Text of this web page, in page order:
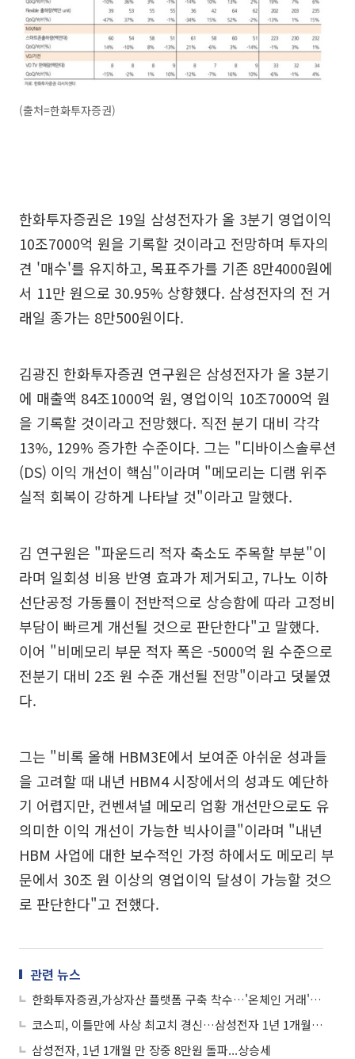
(출처=한화투자증권)
한화투자증권은 19일 삼성전자가 올 3분기 영업이익
10조7000억 원을 기록할 것이라고 전망하며 투자의
견 '매수'를 유지하고, 목표주가를 기존 8만4000원에
서 11만 원으로 30.95% 상향했다. 삼성전자의 전 거
래일 종가는 8만500원이다.
김광진 한화투자증권 연구원은 삼성전자가 올 3분기
에 매출액 84조1000억 원, 영업이익 10조7000억 원
을 기록할 것이라고 전망했다. 직전 분기 대비 각각
13%, 129% 증가한 수준이다. 그는 "디바이스솔루션
(DS) 이익 개선이 핵심"이라며 "메모리는 디램 위주
실적 회복이 강하게 나타날 것"이라고 말했다.
김 연구원은 "파운드리 적자 축소도 주목할 부분"이
라며 일회성 비용 반영 효과가 제거되고, 7나노 이하
선단공정 가동률이 전반적으로 상승함에 따라 고정비
부담이 빠르게 개선될 것으로 판단한다"고 말했다.
이어 "비메모리 부문 적자 폭은 -5000억 원 수준으로
전분기 대비 2조 원 수준 개선될 전망"이라고 덧붙였
다.
그는 "비록 올해 HBM3E에서 보여준 아쉬운 성과들
을 고려할 때 내년 HBM4 시장에서의 성과도 예단하
기 어렵지만, 컨벤셔널 메모리 업황 개선만으로도 유
의미한 이익 개선이 가능한 빅사이클"이라며 "내년
HBM 사업에 대한 보수적인 가정 하에서도 메모리 부
문에서 30조 원 이상의 영업이익 달성이 가능할 것으
로 판단한다"고 전했다.
관련 뉴스
한화투자증권,가상자산 플랫폼 구축 착수…'온체인 거래' 지원
코스피, 이틀만에 사상 최고치 경신…삼성전자 1년 1개월 만에 ‘8만전자’ 복귀
삼성전자, 1년 1개월 만 장중 8만원 돌파...상승세